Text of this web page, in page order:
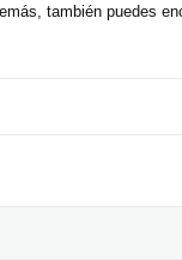
también puedes